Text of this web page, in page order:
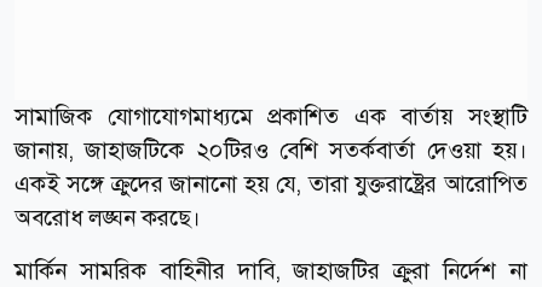
সামাজিক যোগাযোগমাধ্যমে প্রকাশিত এক বার্তায় সংস্থাটি
জানায়, জাহাজটিকে ২০টিরও বেশি সতর্কবার্তা দেওয়া হয়।
একই সঙ্গে ক্রুদের জানানো হয় যে, তারা যুক্তরাষ্ট্রের আরোপিত
অবরোধ লঙ্ঘন করছে।
মার্কিন সামরিক বাহিনীর দাবি, জাহাজটির ক্রুরা নির্দেশ না